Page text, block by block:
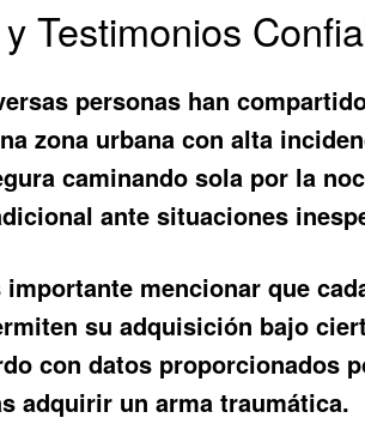
Testimonios
personas han
zona urbana con alta
caminando sola por la
ante situaciones
mencionar que
su adquisición bajo
con datos proporcionados
adquirir un arma traumática.